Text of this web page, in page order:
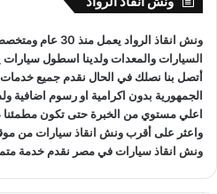
ونش انقاذ الرواد يعمل منذ 30 عام ومتخصصون في
السيارات
أتصل بنا نصلك في الحال نقدم جميع خدمات
الجمهورية بدون اكرامية او رسوم اضافية
اعلي مستوي من الخبرة حتى تكون مطمئنا
واعثر علىأقرب ونش انقاذ سياراتمن
ونش انقاذ سياراتفي مصر نقدم خدمة